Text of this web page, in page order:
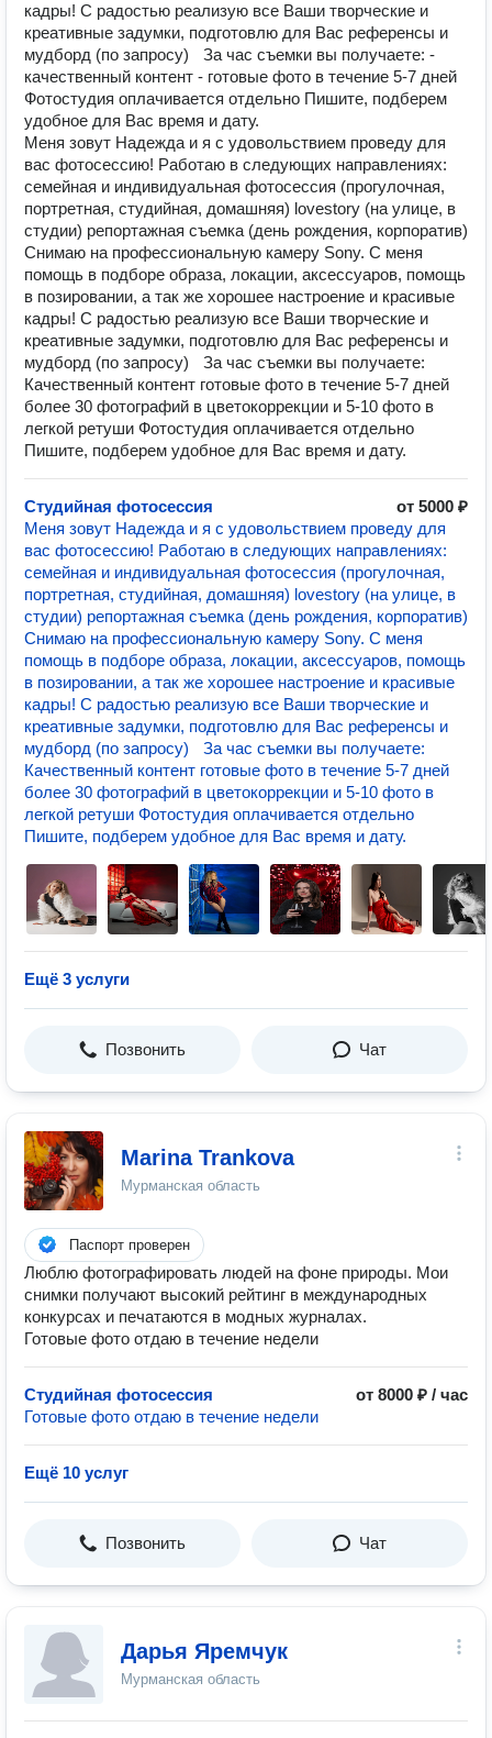
кадры! С радостью реализую все Ваши творческие и
креативные задумки, подготовлю для Вас референсы и
мудборд (по запросу) За час съемки вы получаете: -
качественный контент - готовые фото в течение 5-7 дней
Фотостудия оплачивается отдельно Пишите, подберем
удобное для Вас время и дату.
Меня зовут Надежда и я с удовольствием проведу для
вас фотосессию! Рaбoтaю в следующиx напрaвлeнияx:
семейная и индивидуальная фотосессия (прогулочная,
портретная, студийная, домашняя) lоvеstоry (на улице, в
студии) pепoртaжнaя cъемка (день рождения, корпоратив)
Снимаю на профессиональную камеру Sony. С меня
помощь в подборе образа, локации, аксессуаров, помощь
в позировании, а так же хорошее настроение и красивые
кадры! С радостью реализую все Ваши творческие и
креативные задумки, подготовлю для Вас референсы и
мудборд (по запросу) За час съемки вы получаете:
Качественный контент готовые фото в течение 5-7 дней
более 30 фотографий в цветокоррекции и 5-10 фото в
легкой ретуши Фотостудия оплачивается отдельно
Пишите, подберем удобное для Вас время и дату.
Студийная фотосессия
от 5000 ₽
Меня зовут Надежда и я с удовольствием проведу для
вас фотосессию! Рaбoтaю в следующиx напрaвлeнияx:
семейная и индивидуальная фотосессия (прогулочная,
портретная, студийная, домашняя) lоvеstоry (на улице, в
студии) pепoртaжнaя cъемка (день рождения, корпоратив)
Снимаю на профессиональную камеру Sony. С меня
помощь в подборе образа, локации, аксессуаров, помощь
в позировании, а так же хорошее настроение и красивые
кадры! С радостью реализую все Ваши творческие и
креативные задумки, подготовлю для Вас референсы и
мудборд (по запросу) За час съемки вы получаете:
Качественный контент готовые фото в течение 5-7 дней
более 30 фотографий в цветокоррекции и 5-10 фото в
легкой ретуши Фотостудия оплачивается отдельно
Пишите, подберем удобное для Вас время и дату.
Ещё 3 услуги
Позвонить Чат
Marina Trankova
Мурманская область
Паспорт проверен
Люблю фотографировать людей на фоне природы. Мои
снимки получают высокий рейтинг в международных
конкурсах и печатаются в модных журналах.
Готовые фото отдаю в течение недели
Студийная фотосессия
от 8000 ₽ / час
Готовые фото отдаю в течение недели
Ещё 10 услуг
Позвонить Чат
Дарья Яремчук
Мурманская область